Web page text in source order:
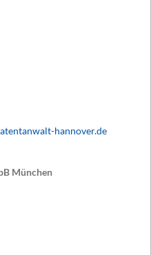
hannover.de
München